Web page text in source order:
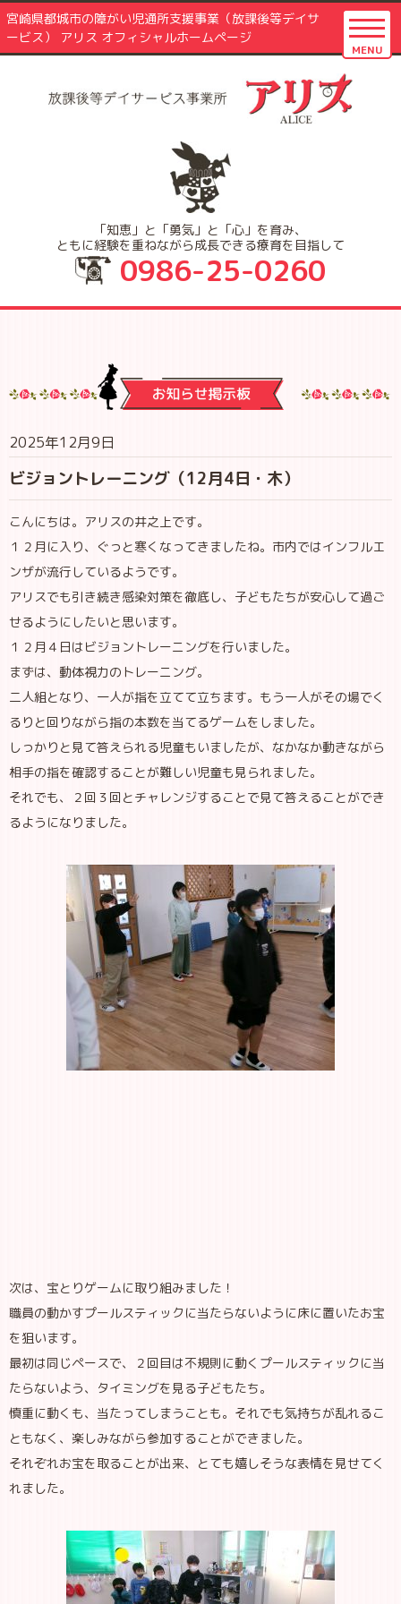
宮崎県都城市の障がい児通所支援事業（放課後等デイサ
ービス） アリス オフィシャルホームページ
「知恵」と「勇気」と「心」を育み、
ともに経験を重ねながら成長できる療育を目指して
0986-25-0260
MENU
2025年12月9日
ビジョントレーニング（12月4日・木）
こんにちは。アリスの井之上です。
１２月に入り、ぐっと寒くなってきましたね。市内ではインフルエ
ンザが流行しているようです。
アリスでも引き続き感染対策を徹底し、子どもたちが安心して過ご
せるようにしたいと思います。
１２月４日はビジョントレーニングを行いました。
まずは、動体視力のトレーニング。
二人組となり、一人が指を立てて立ちます。もう一人がその場でく
るりと回りながら指の本数を当てるゲームをしました。
しっかりと見て答えられる児童もいましたが、なかなか動きながら
相手の指を確認することが難しい児童も見られました。
それでも、２回３回とチャレンジすることで見て答えることができ
るようになりました。
次は、宝とりゲームに取り組みました！
職員の動かすプールスティックに当たらないように床に置いたお宝
を狙います。
最初は同じペースで、２回目は不規則に動くプールスティックに当
たらないよう、タイミングを見る子どもたち。
慎重に動くも、当たってしまうことも。それでも気持ちが乱れるこ
ともなく、楽しみながら参加することができました。
それぞれお宝を取ることが出来、とても嬉しそうな表情を見せてく
れました。